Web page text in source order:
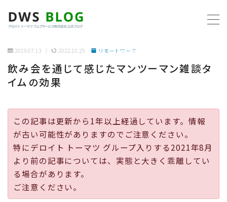
ホーム
プログラミング
ビジネス
リモートワーク
2019.07.13 2022.10.25 リモートワーク
飲み会を通じて感じたマンツーマン雑談タ
イムの効果
この記事は更新から1年以上経過しています。情報
が古い可能性がありますのでご注意ください。
特にデロイト トーマツ グループ入りする2021年8月
より前の記事については、実態と大きく乖離してい
る場合があります。
ご注意ください。